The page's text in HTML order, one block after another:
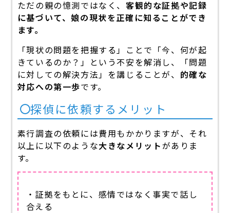
ただの親の憶測ではなく、客観的な証拠や記録
に基づいて、娘の現状を正確に知ることができ
ます。
「現状の問題を把握する」ことで「今、何が起
きているのか？」という不安を解消し、「問題
に対しての解決方法」を講じることが、 的確な
対応への第一歩です。
探偵に依頼するメリット
素行調査の依頼には費用もかかりますが、それ
以上に以下のような大きなメリットがありま
す。
・証拠をもとに、感情ではなく事実で話し
合える